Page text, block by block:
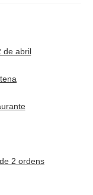
de abril
2 ordens